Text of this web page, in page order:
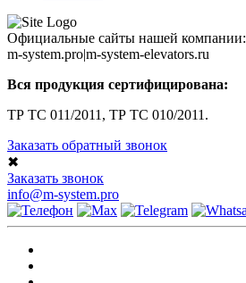
Официальные сайты нашей компании:
m-system.pro|m-system-elevators.ru
Вся продукция сертифицирована:
ТР ТС 011/2011, ТР ТС 010/2011.
Заказать обратный звонок
✖
Заказать звонок
info@m-system.pro